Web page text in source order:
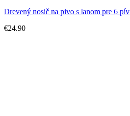
Drevený nosič na pivo s lanom pre 6 pív
€24.90